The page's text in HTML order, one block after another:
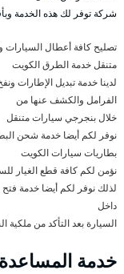
شركة توفر لك هذه الخدمة
تصليح كافة أعطال السيارات
متنقل خدمة الطرق الكويت
لدينا خدمة تبديل الإطارات
الفرامل والكشف عنها من
خلال بنجرجي سيارات متنقل
نوفر لكم أيضا خدمة شحن
بطاريات سيارات الكويت
نؤمن لكم كافة قطع الغيار
لذلك نوفر لكم أيضا خدمة
داخل
السيارة بعد التأكد من ملكية
خدمة